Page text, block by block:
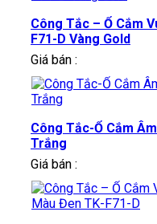
Công Tắc – Ổ Cắm
F71-D Vàng Gold
Giá bán :
Công Tắc-Ổ Cắm
Trắng
Giá bán :